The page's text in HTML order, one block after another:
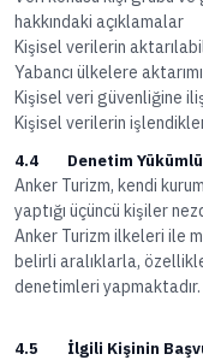
hakkındaki açıklamalar
Kişisel verilerin
Yabancı ülkelere
Kişisel veri güvenliğine
Kişisel verilerin
4.4 Denetim
Anker Turizm, kendi
yaptığı üçüncü kişiler
Anker Turizm ilkeleri ile
belirli aralıklarla,
denetimleri yapmaktadır.
4.5 İlgili Kişinin